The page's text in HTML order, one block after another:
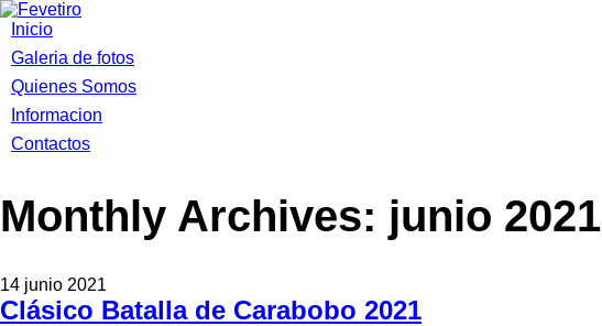
Inicio
Galeria de fotos
Quienes Somos
Informacion
Contactos
Monthly Archives: junio 2021
14 junio 2021
Clásico Batalla de Carabobo 2021